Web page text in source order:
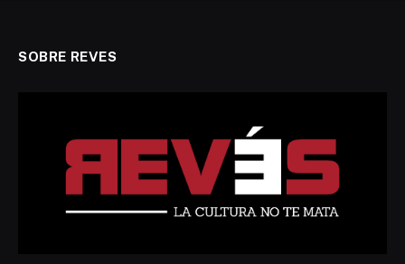
SOBRE REVES